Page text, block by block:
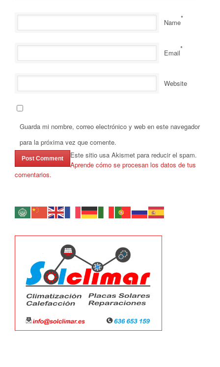
Name*
Email*
Website
Guarda mi nombre, correo electrónico y web en este navegador
para la próxima vez que comente.
Este sitio usa Akismet para reducir el spam.
Aprende cómo se procesan los datos de tus
comentarios.